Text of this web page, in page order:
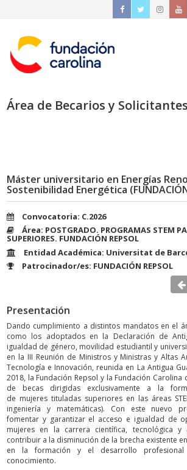
Área de Becarios y Solicitantes
Máster universitario en Energías
Sostenibilidad Energética
Convocatoria: C.2026
Área: POSTGRADO. PROGRAMAS STEM
SUPERIORES. FUNDACIÓN REPSOL
Entidad Académica: Universitat de
Patrocinador/es: FUNDACIÓN REPSOL
Presentación
Dando cumplimiento a distintos mandatos en el
como los adoptados en la Declaración de
igualdad de género, movilidad estudiantil y
en la III Reunión de Ministros y Ministras y Altas
Tecnología e Innovación, reunida en La Antigua
2018, la Fundación Repsol y la Fundación
de becas dirigidas exclusivamente a la
de mujeres tituladas superiores en las áreas
ingeniería y matemáticas). Con este nuevo
fomentar y garantizar el acceso e igualdad de
mujeres en la carrera científica, tecnológica y
contribuir a la disminución de la brecha existente
en la formación y el desarrollo
conocimiento.